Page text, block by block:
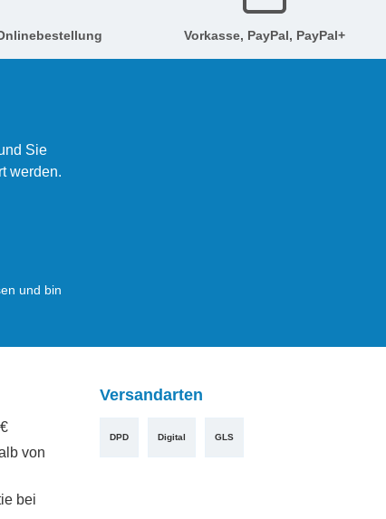
Vorkasse, PayPal, PayPal+
Sie
werden.
und bin
von
bei
Versandarten
DPD Digital GLS